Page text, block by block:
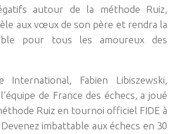
autour de la méthode Ruiz,
aux vœux de son père et rendra la
pour tous les amoureux des
International, Fabien Libiszewski,
de France des échecs, a joué
Ruiz en tournoi officiel FIDE à
imbattable aux échecs en 30